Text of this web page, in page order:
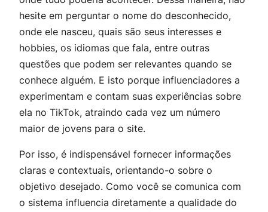
hesite em perguntar o nome do desconhecido,
onde ele nasceu, quais são seus interesses e
hobbies, os idiomas que fala, entre outras
questões que podem ser relevantes quando se
conhece alguém. E isto porque influenciadores a
experimentam e contam suas experiências sobre
ela no TikTok, atraindo cada vez um número
maior de jovens para o site.
Por isso, é indispensável fornecer informações
claras e contextuais, orientando-o sobre o
objetivo desejado. Como você se comunica com
o sistema influencia diretamente a qualidade do